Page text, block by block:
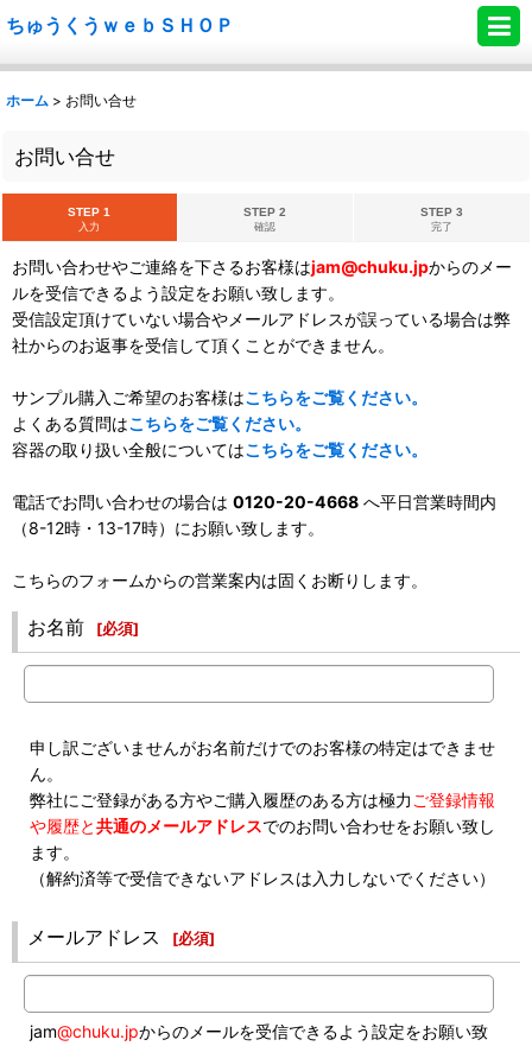
ちゅうくうｗｅｂＳＨＯＰ
ホーム > お問い合せ
お問い合せ
STEP 1
入力
STEP 2
確認
STEP 3
完了
お問い合わせやご連絡を下さるお客様はjam@chuku.jpからのメー
ルを受信できるよう設定をお願い致します。
受信設定頂けていない場合やメールアドレスが誤っている場合は弊
社からのお返事を受信して頂くことができません。
サンプル購入ご希望のお客様はこちらをご覧ください。
よくある質問はこちらをご覧ください。
容器の取り扱い全般についてはこちらをご覧ください。
電話でお問い合わせの場合は 0120-20-4668 へ平日営業時間内
（8-12時・13-17時）にお願い致します。
こちらのフォームからの営業案内は固くお断りします。
お名前 [必須]
申し訳ございませんがお名前だけでのお客様の特定はできませ
ん。
弊社にご登録がある方やご購入履歴のある方は極力 ご登録情報
や履歴と共通のメールアドレスでのお問い合わせをお願い致し
ます。
（解約済等で受信できないアドレスは入力しないでください）
メールアドレス [必須]
jam@chuku.jpからのメールを受信できるよう設定をお願い致